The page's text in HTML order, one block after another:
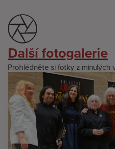
Další fotogalerie
Prohlédněte si fotky z minulých